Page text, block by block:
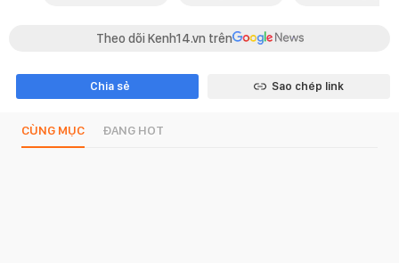
Theo dõi Kenh14.vn trên
Chia sẻ Sao chép link
CÙNG MỤC ĐANG HOT